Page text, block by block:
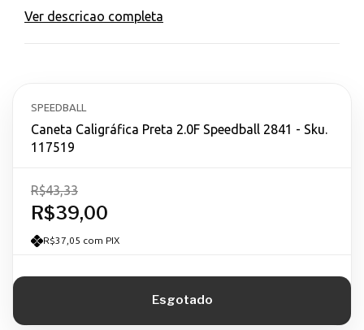
Ver descricao completa
SPEEDBALL
Caneta Caligráfica Preta 2.0F Speedball 2841 - Sku.
117519
R$39,00
R$43,33
R$37,05 com PIX